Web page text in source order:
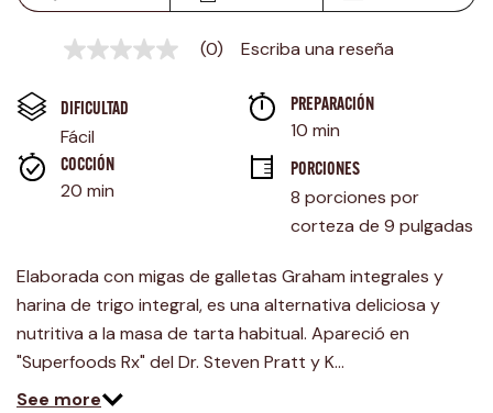
Sin
en
la
misma
página.
(0) Escriba una reseña
DIFICULTAD
Fácil
PREPARACIÓN
10 min
COCCIÓN
20 min
PORCIONES
8 porciones por
corteza de 9 pulgadas
Elaborada con migas de galletas Graham integrales y
harina de trigo integral, es una alternativa deliciosa y
nutritiva a la masa de tarta habitual. Apareció en
"Superfoods Rx" del Dr. Steven Pratt y K…
See more